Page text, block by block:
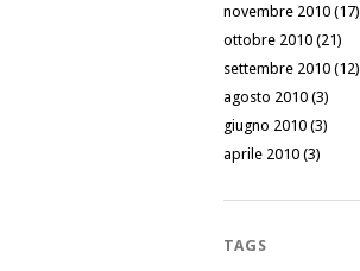
novembre 2010 (17)
ottobre 2010 (21)
settembre 2010 (12)
agosto 2010 (3)
giugno 2010 (3)
aprile 2010 (3)
TAGS